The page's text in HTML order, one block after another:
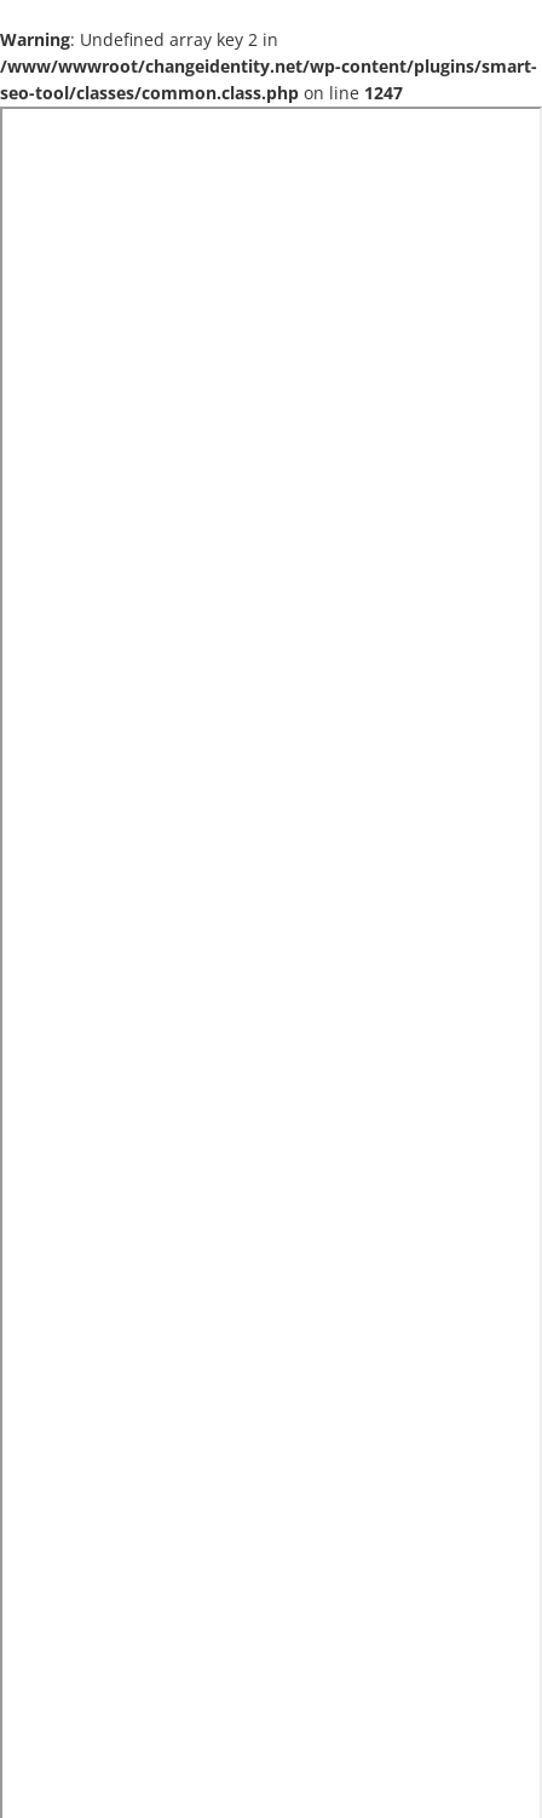
Warning: Undefined array key 2 in
/www/wwwroot/changeidentity.net/wp-content/plugins/smart-
seo-tool/classes/common.class.php on line 1247